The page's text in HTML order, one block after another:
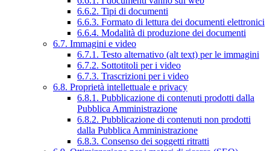
6.6.2. Tipi di documenti
6.6.3. Formato di lettura dei documenti elettronici
6.6.4. Modalità di produzione dei documenti
6.7. Immagini e video
6.7.1. Testo alternativo (alt text) per le immagini
6.7.2. Sottotitoli per i video
6.7.3. Trascrizioni per i video
6.8. Proprietà intellettuale e privacy
6.8.1. Pubblicazione di contenuti prodotti dalla
Pubblica Amministrazione
6.8.2. Pubblicazione di contenuti non prodotti
dalla Pubblica Amministrazione
6.8.3. Consenso dei soggetti ritratti